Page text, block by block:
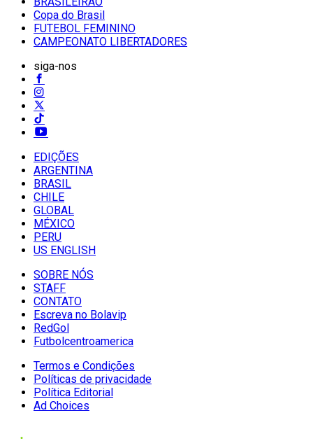
Copa do Brasil
FUTEBOL FEMININO
CAMPEONATO LIBERTADORES
siga-nos
EDIÇÕES
ARGENTINA
BRASIL
CHILE
GLOBAL
MÉXICO
PERU
US ENGLISH
SOBRE NÓS
STAFF
CONTATO
Escreva no Bolavip
RedGol
Futbolcentroamerica
Termos e Condições
Políticas de privacidade
Política Editorial
Ad Choices